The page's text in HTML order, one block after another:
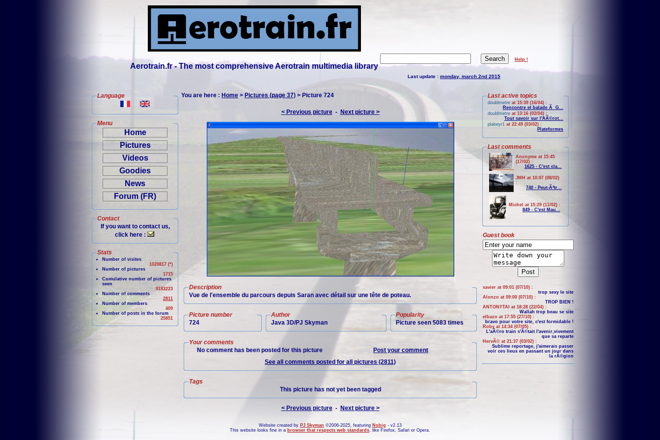
Aerotrain.fr - The most comprehensive Aerotrain multimedia library
Help !
Last update : monday, march 2nd 2015
Language
Menu
Home
Pictures
Videos
Goodies
News
Forum (FR)
Contact
If you want to contact us,
click here :
Stats
Number of visites
1020817 (*)
Number of pictures
1715
Cumulative number of pictures
seen
9183223
Number of comments
2811
Number of members
409
Number of posts in the forum
25851
You are here : Home > Pictures (page 37) > Picture 724
< Previous picture- Next picture >
Description
Vue de l'ensemble du parcours depuis Saran avec détail sur une tête de poteau.
Picture number
724
Author
Java 3D/PJ Skyman
Popularity
Picture seen 5083 times
Your comments
No comment has been posted for this picture
Post your comment
See all comments posted for all pictures (2811)
Tags
This picture has not yet been tagged
< Previous picture- Next picture >
Last active topics
doublmetre at 15:39 (16/04) :
Rencontre et balade Ã G...
doublmetre at 13:16 (02/04) :
Tout savoir sur l'AÃ©rot...
plabeyr1 at 22:49 (03/02) :
Plateformes
Last comments
Anonyme at 15:45
(17/02) :
1625 - C'est cla...
JMH at 10:07 (08/02)
:
740 - Peut-Ãªtr...
Michel at 15:29 (11/02) :
849 - C'est Mau...
Guest book
xavier at 09:01 (07/10) :
trop sexy le site
Alonzo at 09:00 (07/10) :
TROP BIEN !
ANTONYTAI at 18:28 (22/04) :
Wallah trop beau se site
elbazo at 17:55 (27/10) :
bravo pour votre site, c'est formidable !
Roby at 14:34 (07/05) :
L'aÃ©ro train s'Ã©tait l'avenir,vivement
que sa reparte
HervÃ© at 21:37 (03/02) :
Sublime reportage, j'aimerais passer
voir ces lieux en passant un jour dans
la rÃ©gion
Website created by PJ Skyman ©2006-2025, featuring Nobig - v2.13
This website looks fine in a browser that respects web standards, like Firefox, Safari or Opera.